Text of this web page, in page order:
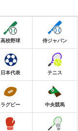
高校野球 侍ジャパン
日本代表 テニス
ラグビー 中央競馬